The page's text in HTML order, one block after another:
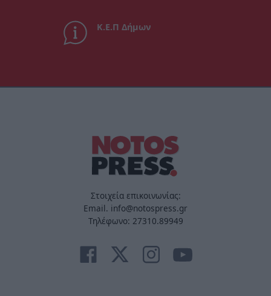
Κ.Ε.Π Δήμων
Στοιχεία επικοινωνίας:
Email. info@notospress.gr
Τηλέφωνο: 27310.89949